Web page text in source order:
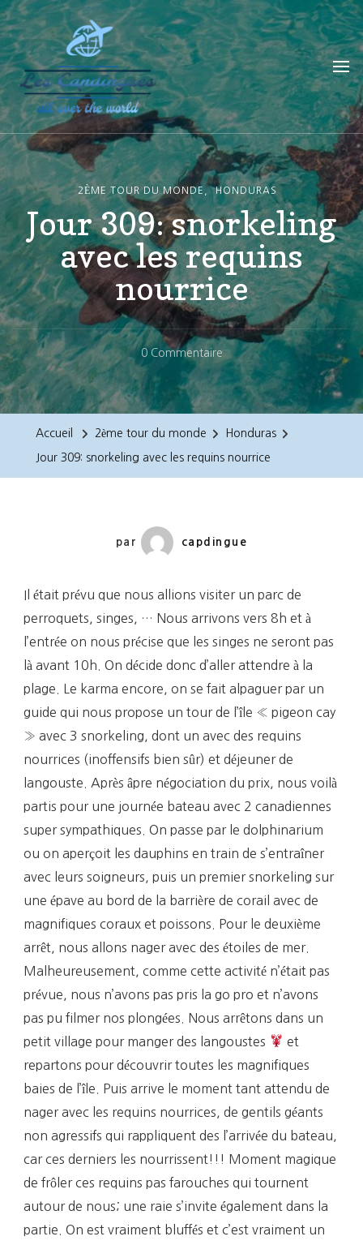
Les Capdingues
blog de voyage
2ÈME TOUR DU MONDE HONDURAS
Jour 309: snorkeling
avec les requins
nourrice
0 CommentaireSur
Jour
309:
Accueil 2ème tour du monde Honduras
Jour 309: snorkeling avec les requins nourrice
par capdingue
Il était prévu que nous allions visiter un parc de
perroquets, singes, … Nous arrivons vers 8h et à
l’entrée on nous précise que les singes ne seront pas
là avant 10h. On décide donc d’aller attendre à la
plage. Le karma encore, on se fait alpaguer par un
guide qui nous propose un tour de l’île « pigeon cay
» avec 3 snorkeling, dont un avec des requins
nourrices (inoffensifs bien sûr) et déjeuner de
langouste. Après âpre négociation du prix, nous voilà
partis pour une journée bateau avec 2 canadiennes
super sympathiques. On passe par le dolphinarium
ou on aperçoit les dauphins en train de s’entraîner
avec leurs soigneurs, puis un premier snorkeling sur
une épave au bord de la barrière de corail avec de
magnifiques coraux et poissons. Pour le deuxième
arrêt, nous allons nager avec des étoiles de mer.
Malheureusement, comme cette activité n’était pas
prévue, nous n’avons pas pris la go pro et n’avons
pas pu filmer nos plongées. Nous arrêtons dans un
petit village pour manger des langoustes
et
repartons pour découvrir toutes les magnifiques
baies de l’île. Puis arrive le moment tant attendu de
nager avec les requins nourrices, de gentils géants
non agressifs qui rappliquent des l’arrivée du bateau,
car ces derniers les nourrissent!!! Moment magique
de frôler ces requins pas farouches qui tournent
autour de nous; une raie s’invite également dans la
partie. On est vraiment bluffés et c’est vraiment un